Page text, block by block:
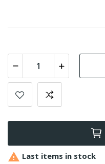
 Last items in stock